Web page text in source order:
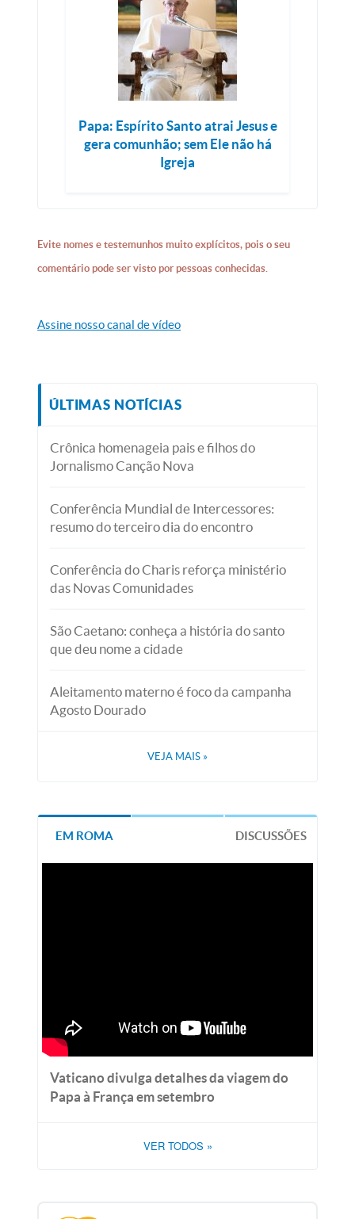
Papa: Espírito Santo atrai Jesus e
gera comunhão; sem Ele não há
Igreja
Evite nomes e testemunhos muito explícitos, pois o seu
comentário pode ser visto por pessoas conhecidas.
Assine nosso canal de vídeo
ÚLTIMAS NOTÍCIAS
Crônica homenageia pais e filhos do
Jornalismo Canção Nova
Conferência Mundial de Intercessores:
resumo do terceiro dia do encontro
Conferência do Charis reforça ministério
das Novas Comunidades
São Caetano: conheça a história do santo
que deu nome a cidade
Aleitamento materno é foco da campanha
Agosto Dourado
VEJA MAIS »
EM ROMA DISCUSSÕES
Vaticano divulga detalhes da viagem do
Papa à França em setembro
VER TODOS »